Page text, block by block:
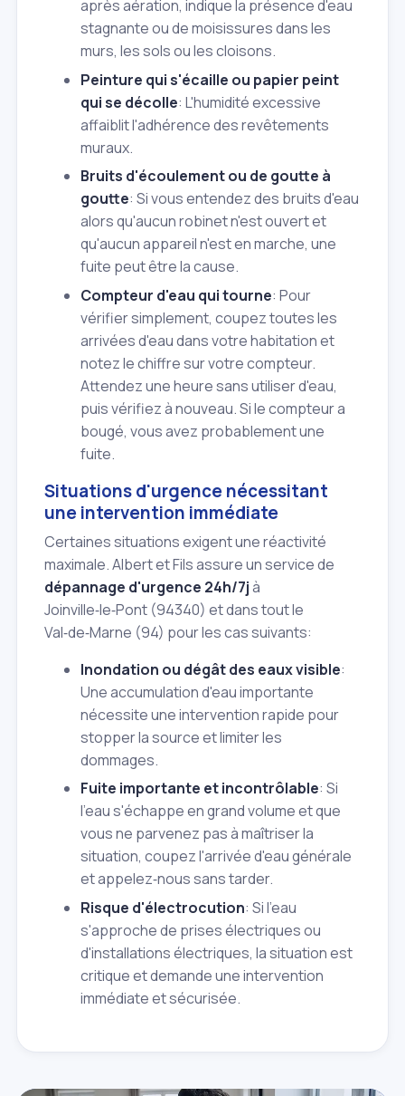
après aération, indique la présence d'eau
stagnante ou de moisissures dans les
murs, les sols ou les cloisons.
Peinture qui s'écaille ou papier peint
qui se décolle: L'humidité excessive
affaiblit l'adhérence des revêtements
muraux.
Bruits d'écoulement ou de goutte à
goutte: Si vous entendez des bruits d'eau
alors qu'aucun robinet n'est ouvert et
qu'aucun appareil n'est en marche, une
fuite peut être la cause.
Compteur d'eau qui tourne: Pour
vérifier simplement, coupez toutes les
arrivées d'eau dans votre habitation et
notez le chiffre sur votre compteur.
Attendez une heure sans utiliser d'eau,
puis vérifiez à nouveau. Si le compteur a
bougé, vous avez probablement une
fuite.
Situations d'urgence nécessitant
une intervention immédiate
Certaines situations exigent une réactivité
maximale. Albert et Fils assure un service de
dépannage d'urgence 24h/7jà
Joinville‑le‑Pont (94340) et dans tout le
Val‑de‑Marne (94) pour les cas suivants:
Inondation ou dégât des eaux visible:
Une accumulation d'eau importante
nécessite une intervention rapide pour
stopper la source et limiter les
dommages.
Fuite importante et incontrôlable: Si
l'eau s'échappe en grand volume et que
vous ne parvenez pas à maîtriser la
situation, coupez l'arrivée d'eau générale
et appelez‑nous sans tarder.
Risque d'électrocution: Si l'eau
s'approche de prises électriques ou
d'installations électriques, la situation est
critique et demande une intervention
immédiate et sécurisée.